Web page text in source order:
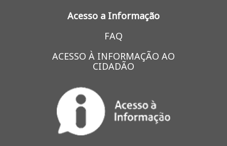
Acesso a Informação
FAQ
ACESSO À INFORMAÇÃO AO
CIDADÃO